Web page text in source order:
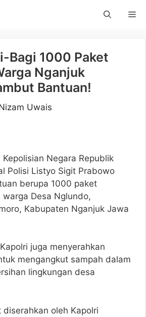
Bagi 1000 Paket
Nganjuk
Bantuan!
Uwais
Kepolisian Negara Republik
Polisi Listyo Sigit Prabowo
berupa 1000 paket
Desa Nglundo,
Kabupaten Nganjuk Jawa
juga menyerahkan
mengangkut sampah dalam
lingkungan desa
oleh Kapolri